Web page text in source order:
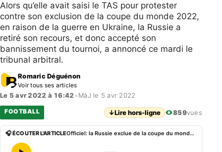
Alors qu’elle avait saisi le TAS pour protester
contre son exclusion de la coupe du monde 2022,
en raison de la guerre en Ukraine, la Russie a
retiré son recours, et donc accepté son
bannissement du tournoi, a annoncé ce mardi le
tribunal arbitral.
Romaric Déguénon
Voir tous ses articles
Le 5 avr 2022 à 16:42 • MàJ le 5 avr 2022
FOOTBALL ↓Lire hors-ligne 859vues
🎧 ÉCOUTER L'ARTICLE Officiel: la Russie exclue de la coupe du monde 2022, la FUR jette l’éponge